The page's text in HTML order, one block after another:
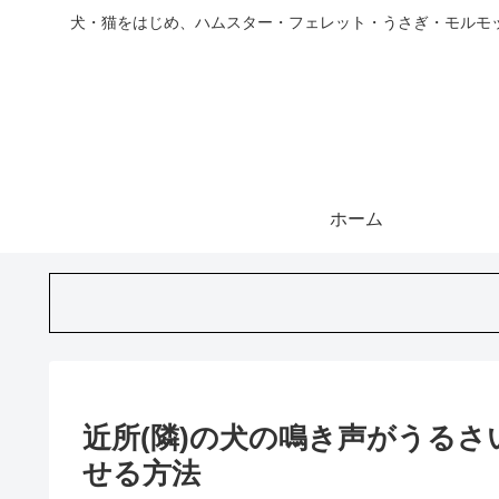
犬・猫をはじめ、ハムスター・フェレット・うさぎ・モル
ホーム
近所(隣)の犬の鳴き声がうる
せる方法